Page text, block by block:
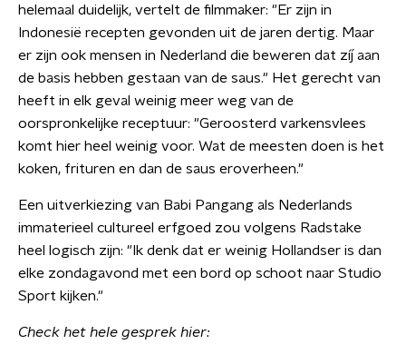
helemaal duidelijk, vertelt de filmmaker: "Er zijn in
Indonesië recepten gevonden uit de jaren dertig. Maar
er zijn ook mensen in Nederland die beweren dat zíj aan
de basis hebben gestaan van de saus." Het gerecht van
heeft in elk geval weinig meer weg van de
oorspronkelijke receptuur: "Geroosterd varkensvlees
komt hier heel weinig voor. Wat de meesten doen is het
koken, frituren en dan de saus eroverheen."
Een uitverkiezing van Babi Pangang als Nederlands
immaterieel cultureel erfgoed zou volgens Radstake
heel logisch zijn: "Ik denk dat er weinig Hollandser is dan
elke zondagavond met een bord op schoot naar Studio
Sport kijken."
Check het hele gesprek hier: